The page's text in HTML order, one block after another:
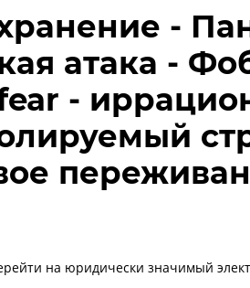
-
атака -
-
на юридически значимый